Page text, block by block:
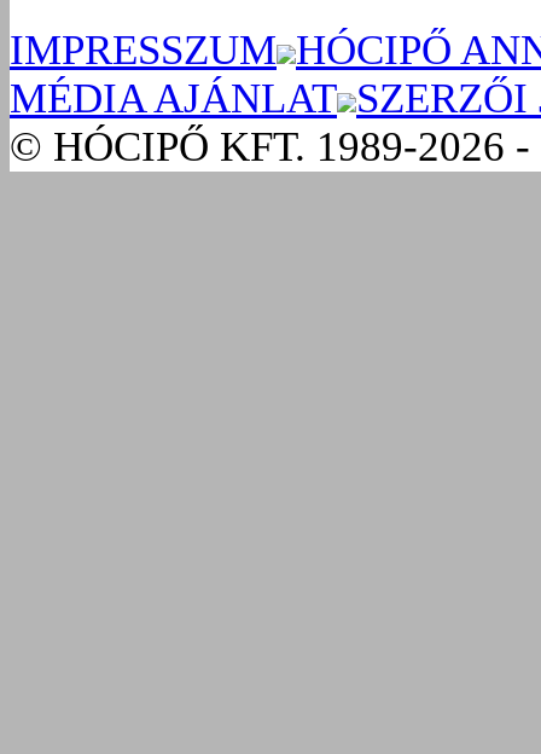
IMPRESSZUM HÓCIPŐ
MÉDIA AJÁNLAT SZERZŐI
© HÓCIPŐ KFT. 1989-2026